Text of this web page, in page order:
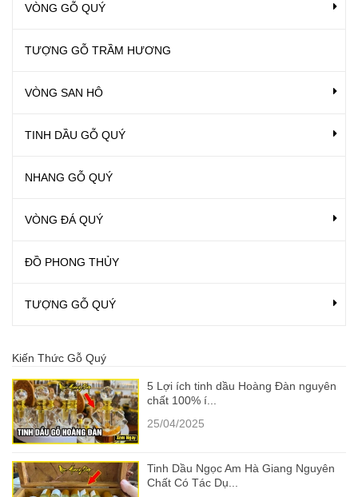
VÒNG GỖ QUÝ
TƯỢNG GỖ TRẦM HƯƠNG
VÒNG SAN HÔ
TINH DẦU GỖ QUÝ
NHANG GỖ QUÝ
VÒNG ĐÁ QUÝ
ĐỒ PHONG THỦY
TƯỢNG GỖ QUÝ
Kiến Thức Gỗ Quý
5 Lợi ích tinh dầu Hoàng Đàn nguyên
chất 100% í...
25/04/2025
Tinh Dầu Ngọc Am Hà Giang Nguyên
Chất Có Tác Dụ...